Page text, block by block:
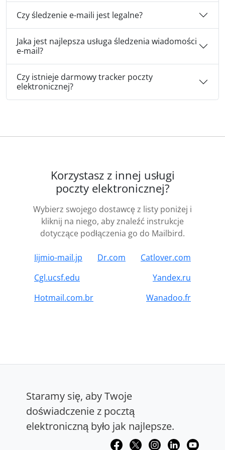
Czy śledzenie e-maili jest legalne?
Jaka jest najlepsza usługa śledzenia wiadomości
e-mail?
Czy istnieje darmowy tracker poczty
elektronicznej?
Korzystasz z innej usługi
poczty elektronicznej?
Wybierz swojego dostawcę z listy poniżej i
kliknij na niego, aby znaleźć instrukcje
dotyczące podłączenia go do Mailbird.
Iijmio-mail.jp Dr.com
Catlover.com
Cgl.ucsf.edu
Yandex.ru
Hotmail.com.br
Wanadoo.fr
Staramy się, aby Twoje
doświadczenie z pocztą
elektroniczną było jak najlepsze.